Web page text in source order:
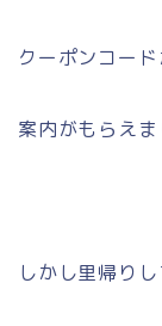
クーポンコー
案内がもらえま
しかし里帰り